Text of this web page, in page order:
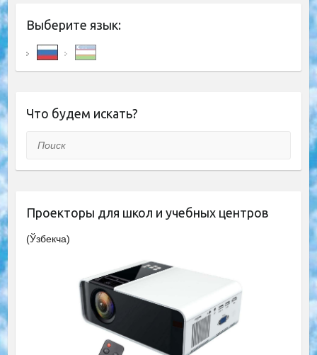
Выберите язык:
Что будем искать?
Поиск
Проекторы для школ и учебных центров
(Ўзбекча)